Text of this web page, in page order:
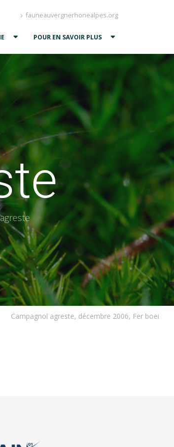
fauneauvergnerhonealpes.org
POUR EN SAVOIR PLUS
Campagnol agreste, décembre 2006, Fer boei